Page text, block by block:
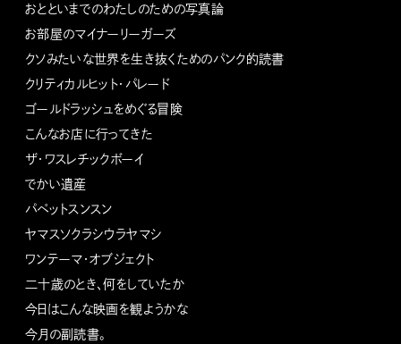
おとといまでのわたしのための写真論
お部屋のマイナーリーガーズ
クソみたいな世界を生き抜くためのパンク的読書
クリティカルヒット・パレード
ゴールドラッシュをめぐる冒険
こんなお店に行ってきた
ザ・ワスレチックボーイ
でかい遺産
パペットスンスン
ヤマスソクラシウラヤマシ
ワンテーマ・オブジェクト
二十歳のとき、何をしていたか
今日はこんな映画を観ようかな
今月の副読書。